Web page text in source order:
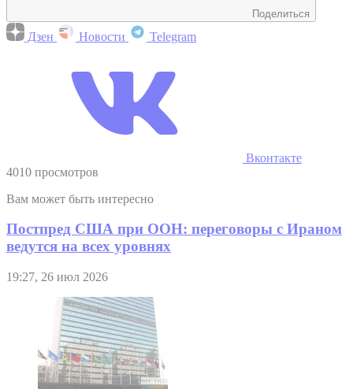
Поделиться
Дзен Новости Telegram
Вконтакте
4010 просмотров
Вам может быть интересно
Постпред США при ООН: переговоры с Ираном
ведутся на всех уровнях
19:27, 26 июл 2026